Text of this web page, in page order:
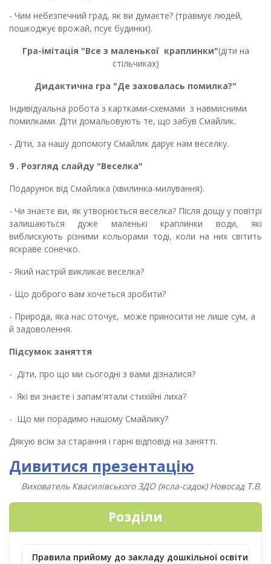
- Чим небезпечний град, як ви думаєте? (травмує людей,
пошкоджує врожай, псує будинки).
Гра-імітація "Все з маленької краплинки"(діти на
стільчиках)
Дидактична гра "Де заховалась помилка?"
Індивідуальна робота з картками-схемами з навмисними
помилками. Діти домальовують те, що забув Смайлик.
- Діти, за нашу допомогу Смайлик дарує нам веселку.
9 . Розгляд слайду "Веселка"
Подарунок від Смайлика (хвилинка-милування).
- Чи знаєте ви, як утворюється веселка? Після дощу у повітрі
залишаються дуже маленькі краплинки води, які
виблискують різними кольорами тоді, коли на них світить
яскраве сонечко.
- Який настрій викликає веселка?
- Що доброго вам хочеться зробити?
- Природа, яка нас оточує, може приносити не лише сум, а
й задоволення.
Підсумок заняття
- Діти, про що ми сьогодні з вами дізналися?
- Які ви знаєте і запам'ятали стихійні лиха?
- Що ми порадимо нашому Смайлику?
Дякую всім за старання і гарні відповіді на занятті.
Дивитися презентацію
Вихователь Квасилівського ЗДО (ясла-садок) Новосад Т.В.
Розділи
Правила прийому до закладу дошкільної освіти